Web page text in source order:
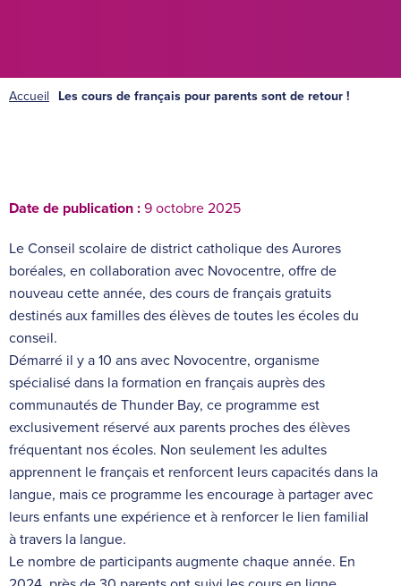
Accueil Les cours de français pour parents sont de retour !
Date de publication :9 octobre 2025
Le Conseil scolaire de district catholique des Aurores
boréales, en collaboration avec Novocentre, offre de
nouveau cette année, des cours de français gratuits
destinés aux familles des élèves de toutes les écoles du
conseil.
Démarré il y a 10 ans avec Novocentre, organisme
spécialisé dans la formation en français auprès des
communautés de Thunder Bay, ce programme est
exclusivement réservé aux parents proches des élèves
fréquentant nos écoles. Non seulement les adultes
apprennent le français et renforcent leurs capacités dans la
langue, mais ce programme les encourage à partager avec
leurs enfants une expérience et à renforcer le lien familial
à travers la langue.
Le nombre de participants augmente chaque année. En